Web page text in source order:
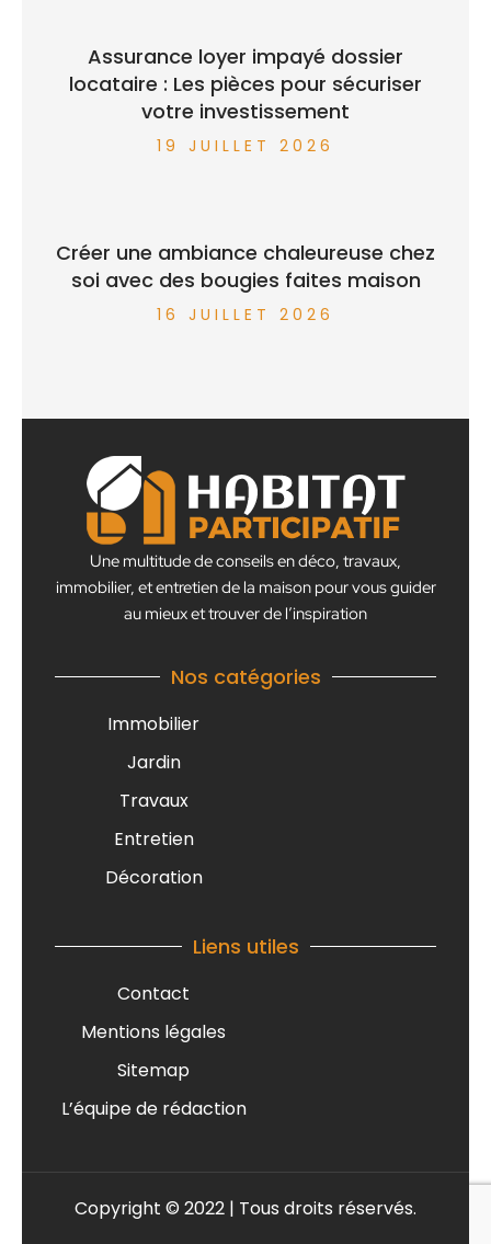
Assurance loyer impayé dossier
locataire : Les pièces pour sécuriser
votre investissement
19 JUILLET 2026
Créer une ambiance chaleureuse chez
soi avec des bougies faites maison
16 JUILLET 2026
Une multitude de conseils en déco, travaux,
immobilier, et entretien de la maison pour vous guider
au mieux et trouver de l’inspiration
Nos catégories
Immobilier
Jardin
Travaux
Entretien
Décoration
Liens utiles
Contact
Mentions légales
Sitemap
L’équipe de rédaction
Copyright © 2022 | Tous droits réservés.